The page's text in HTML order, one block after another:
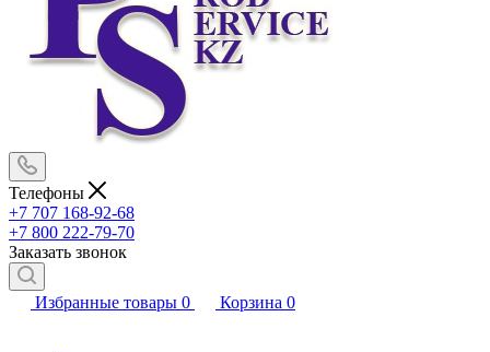
Телефоны
+7 707 168-92-68
+7 800 222-79-70
Заказать звонок
Избранные товары 0 Корзина 0